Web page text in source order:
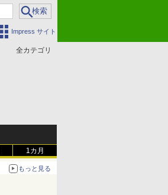
Impress サイト
全カテゴリ
1カ月
もっと見る